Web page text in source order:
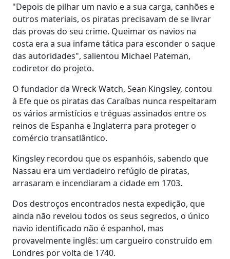
"Depois de pilhar um navio e a sua carga, canhões e
outros materiais, os piratas precisavam de se livrar
das provas do seu crime. Queimar os navios na
costa era a sua infame tática para esconder o saque
das autoridades", salientou Michael Pateman,
codiretor do projeto.
O fundador da Wreck Watch, Sean Kingsley, contou
à Efe que os piratas das Caraíbas nunca respeitaram
os vários armistícios e tréguas assinados entre os
reinos de Espanha e Inglaterra para proteger o
comércio transatlântico.
Kingsley recordou que os espanhóis, sabendo que
Nassau era um verdadeiro refúgio de piratas,
arrasaram e incendiaram a cidade em 1703.
Dos destroços encontrados nesta expedição, que
ainda não revelou todos os seus segredos, o único
navio identificado não é espanhol, mas
provavelmente inglês: um cargueiro construído em
Londres por volta de 1740.